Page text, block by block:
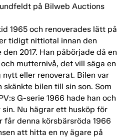
på Bilweb Auctions
1965 och renoverades lätt på
tidigt nittiotal innan den
2017. Han påbörjade då en
mutternivå, det vill säga en
eller renoverat. Bilen var
bilen till sin son. Som
G-serie 1966 hade han och
Nu hägrar ett husköp för
får denna körsbärsröda 1966
att hitta en ny ägare på